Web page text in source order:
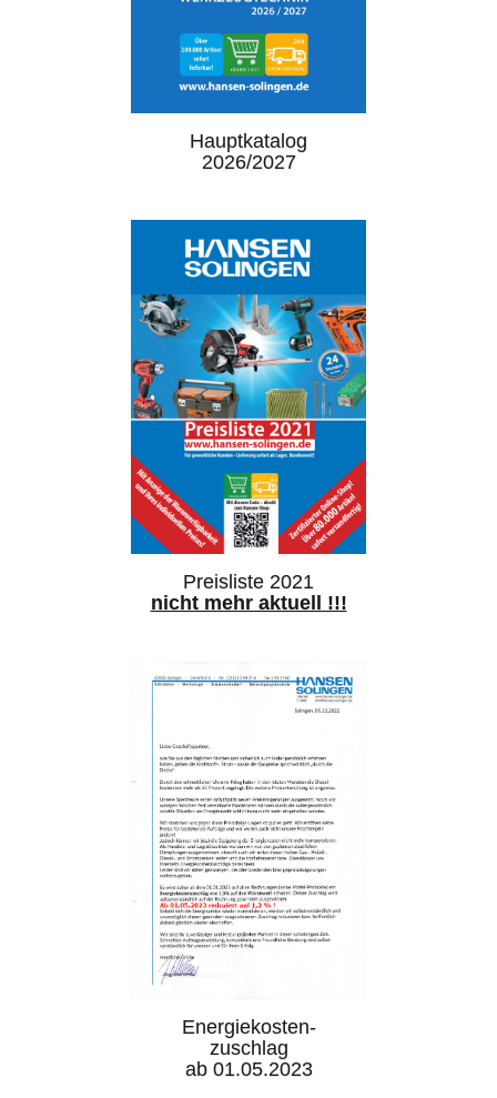
Hauptkatalog
2026/2027
Preisliste 2021
nicht mehr aktuell !!!
Energiekosten-
zuschlag
ab 01.05.2023